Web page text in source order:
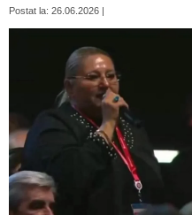
Postat la: 26.06.2026 |